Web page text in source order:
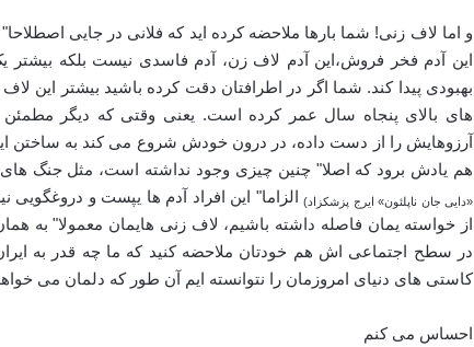
و اما لاف زنی! شما بارها ملاحضه کرده اید که فلانی در جایی
این آدم فخر فروش،این آدم لاف زن، آدم فاسدی نیست بلکه
بهبودی پیدا کند. شما اگر در اطرافتان دقت کرده باشید بیشتر این
های بالای پنجاه سال عمر کرده است. یعنی وقتی که دیگر مطمئن
آرزوهایش را از دست داده، در درون خودش شروع می کند به ساختن
هم یادش برود که اصلا" چنین چیزی وجود نداشته است، مثل جنگ
«دایی جان ناپلئون» ایرج پزشکزاد)الزاما" این افراد آدم ها یپست و
از خواسته یمان فاصله داشته باشیم، لاف زنی هایمان معمولا" به
در سطح اجتماعی اش هم خودتان ملاحضه کنید که ما چه قدر به
کاستی های دنیای امروزمان را نتوانسته ایم آن طور که دلمان می
احساس می کنم